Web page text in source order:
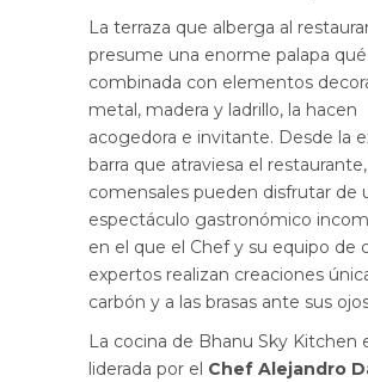
La terraza que alberga al
presume una enorme palapa qué
combinada con elementos
metal, madera y ladrillo, la hacen
acogedora e invitante. Desde la
barra que atraviesa el
comensales pueden disfrutar de
espectáculo gastronómico
en el que el Chef y su equipo de
expertos realizan creaciones
carbón y a las brasas ante sus
La cocina de Bhanu Sky Kitchen
liderada por el Chef Alejandro